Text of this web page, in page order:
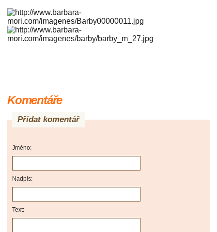
Komentáře
Přidat komentář
Jméno:
Nadpis:
Text: